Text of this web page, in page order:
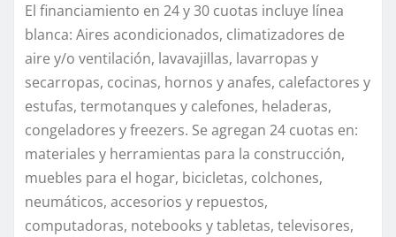
El financiamiento en 24 y 30 cuotas incluye línea
blanca: Aires acondicionados, climatizadores de
aire y/o ventilación, lavavajillas, lavarropas y
secarropas, cocinas, hornos y anafes, calefactores y
estufas, termotanques y calefones, heladeras,
congeladores y freezers. Se agregan 24 cuotas en:
materiales y herramientas para la construcción,
muebles para el hogar, bicicletas, colchones,
neumáticos, accesorios y repuestos,
computadoras, notebooks y tabletas, televisores,